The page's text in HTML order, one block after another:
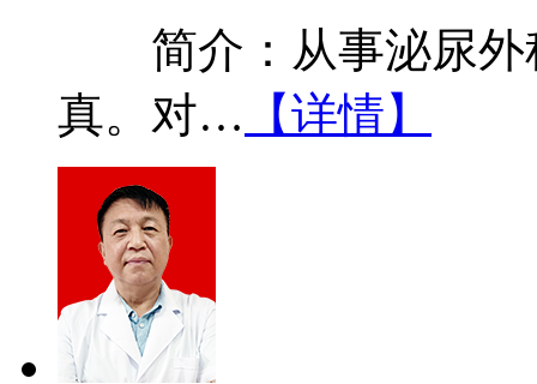
简介：从事泌尿外
真。对… 【详情】